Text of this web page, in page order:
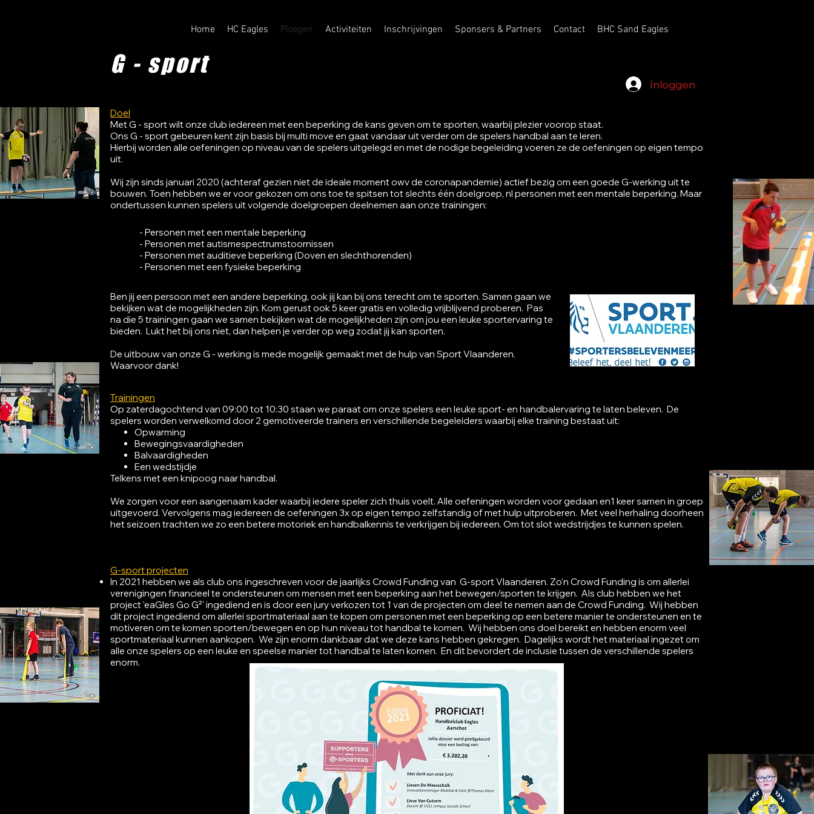
Home HC Eagles Ploegen Activiteiten Inschrijvingen Sponsers & Partners Contact BHC Sand Eagles
Inloggen
G - sport
Doel
Met G - sport wilt onze club iedereen met een beperking de kans geven om te sporten, waarbij plezier voorop staat.
Ons G - sport gebeuren kent zijn basis bij multi move en gaat vandaar uit verder om de spelers handbal aan te leren.
Hierbij worden alle oefeningen op niveau van de spelers uitgelegd en met de nodige begeleiding voeren ze de oefeningen op eigen tempo
uit.
Wij zijn sinds januari 2020 (achteraf gezien niet de ideale moment owv de coronapandemie) actief bezig om een goede G-werking uit te
bouwen. Toen hebben we er voor gekozen om ons toe te spitsen tot slechts één doelgroep, nl personen met een mentale beperking. Maar
ondertussen kunnen spelers uit volgende doelgroepen deelnemen aan onze trainingen:
- Personen met een mentale beperking
- Personen met autismespectrumstoornissen
- Personen met auditieve beperking (Doven en slechthorenden)
- Personen met een fysieke beperking
Ben jij een persoon met een andere beperking, ook jij kan bij ons terecht om te sporten. Samen gaan we
bekijken wat de mogelijkheden zijn. Kom gerust ook5 keer gratis en volledig vrijblijvend proberen. Pas
na die 5 trainingen gaan we samen bekijken wat de mogelijkheden zijn om jou een leuke sportervaring te
bieden. Lukt het bij ons niet, dan helpen je verder op weg zodat jij kan sporten.
De uitbouw van onze G - werking is mede mogelijk gemaakt met de hulp van Sport Vlaanderen.
Waarvoor dank!
Trainingen
Op zaterdagochtend van 09:00 tot 10:30 staan we paraat om onze spelers een leuke sport- en handbalervaring te laten beleven. De
spelers worden verwelkomd door 2 gemotiveerde trainers en verschillende begeleiders waarbij elke training bestaat uit:​​
Opwarming
Bewegingsvaardigheden
Balvaardigheden
Een wedstijdje
Telkens met een knipoog naar handbal.​
We zorgen voor een aangenaam kader waarbij iedere speler zich thuis voelt. Alle oefeningen worden voor gedaan en1 keer samen in groep
uitgevoerd. Vervolgens mag iedereen de oefeningen 3x op eigen tempo zelfstandig of met hulp uitproberen. Met veel herhaling doorheen
het seizoen trachten we zo een betere motoriek en handbalkennis te verkrijgen bij iedereen. Om tot slot wedstrijdjes te kunnen spelen.
G-sport projecten
In 2021 hebben we als club ons ingeschreven voor de jaarlijks Crowd Funding van G-sport Vlaanderen. Zo'n Crowd Funding is om allerlei
verenigingen financieel te ondersteunen om mensen met een beperking aan het bewegen/sporten te krijgen. Als club hebben we het
project 'eaGles Go G²' ingediend en is door een jury verkozen tot 1 van de projecten om deel te nemen aan de Crowd Funding. Wij hebben
dit project ingediend om allerlei sportmateriaal aan te kopen om personen met een beperking op een betere manier te ondersteunen en te
motiveren om te komen sporten/bewegen en op hun niveau tot handbal te komen. Wij hebben ons doel bereikt en hebben enorm veel
sportmateriaal kunnen aankopen. We zijn enorm dankbaar dat we deze kans hebben gekregen. Dagelijks wordt het materiaal ingezet om
alle onze spelers op een leuke en speelse manier tot handbal te laten komen. En dit bevordert de inclusie tussen de verschillende spelers
enorm.